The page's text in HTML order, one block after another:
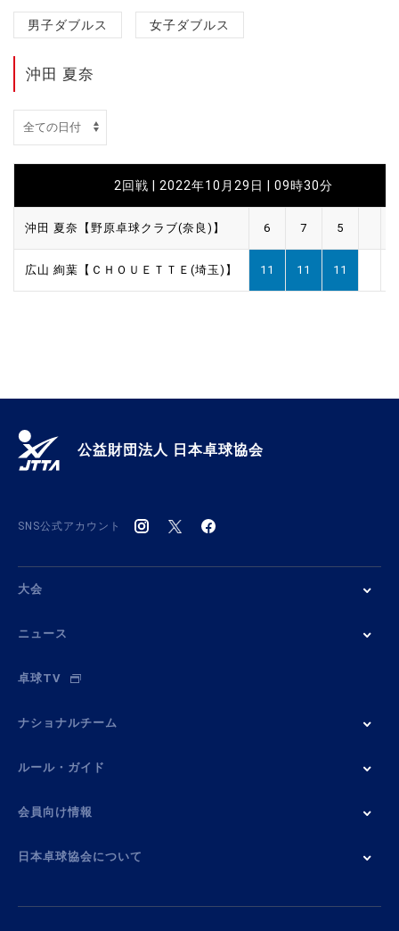
男子ダブルス 女子ダブルス
沖田 夏奈
2回戦 | 2022年10月29日 | 09時30分
沖田 夏奈【野原卓球クラブ(奈良)】 6 7 5
広山 絢葉【ＣＨＯＵＥＴＴＥ(埼玉)】 11 11 11
公益財団法人 日本卓球協会
SNS公式アカウント
大会
ニュース
卓球TV
ナショナルチーム
ルール・ガイド
会員向け情報
日本卓球協会について